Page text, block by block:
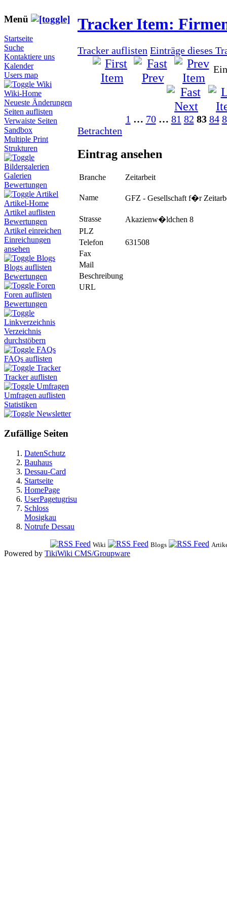
Menü
Startseite
Suche
Kontaktiere uns
Kalender
Users map
Wiki
Wiki-Home
Neueste Änderungen
Seiten auflisten
Verwaiste Seiten
Sandbox
Multiple Print
Strukturen
Bildergalerien
Galerien
Bewertungen
Artikel
Artikel-Home
Artikel auflisten
Bewertungen
Artikel einreichen
Einreichungen
ansehen
Blogs
Blogs auflisten
Bewertungen
Foren
Foren auflisten
Bewertungen
Linkverzeichnis
Verzeichnis
durchstöbern
FAQs
FAQs auflisten
Tracker
Tracker auflisten
Umfragen
Umfragen auflisten
Statistiken
Newsletter
Zufällige Seiten
DatenSchutz
Bauhaus
Dessau-Card
Startseite
HomePage
UserPagetugrisu
Schloss
Mosigkau
Notrufe Dessau
Tracker Item:
Tracker auflisten Einträge dieses
1 … 70 … 81 82 83 84
Betrachten
Eintrag ansehen
Branche Zeitarbeit
Name GFZ - Gesellschaft f�r
Strasse
Akazienw�ldchen 8
PLZ
Telefon
631508
Fax
Mail
Beschreibung
URL
Wiki Blogs
Powered by TikiWiki CMS/Groupware